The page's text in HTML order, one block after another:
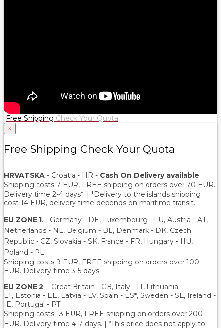
Free Shipping Check Your Quota
×
Free Shipping Check Your Quota
HRVATSKA - Croatia - HR - Cash On Delivery available
Shipping costs 7 EUR, FREE shipping on orders over 70 EUR.
Delivery time 2-4 days*. | *Delivery to the islands shipping
cost 14 EUR, delivery time depends on maritime transit.
EU ZONE 1. - Germany - DE, Luxembourg - LU, Austria - AT,
Netherlands - NL, Belgium - BE, Denmark - DK, Czech
Republic - CZ, Slovakia - SK, France - FR, Hungary - HU,
Poland - PL
Shipping costs 9 EUR, FREE shipping on orders over 100
EUR. Delivery time 3-5 days.
EU ZONE 2. - Great Britain - GB, Italy - IT, Lithuania -
LT, Estonia - EE, Latvia - LV, Spain - ES*, Sweden - SE, Ireland -
IE, Portugal - PT
Shipping costs 13 EUR, FREE shipping on orders over 200
EUR. Delivery time 4-7 days. | *This price does not apply to